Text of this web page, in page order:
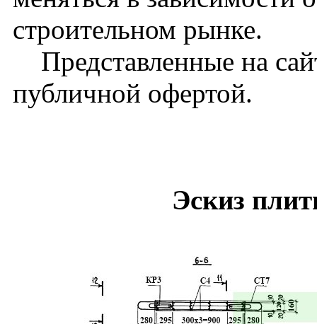
строительном рынке.
Представленные на
публичной офертой.
Эскиз